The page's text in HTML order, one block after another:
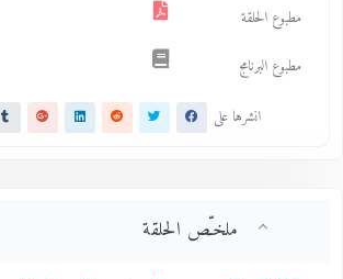
مطبوع الحلقة
مطبوع البرنامج
انشرها على
ملخـّص الحلقة